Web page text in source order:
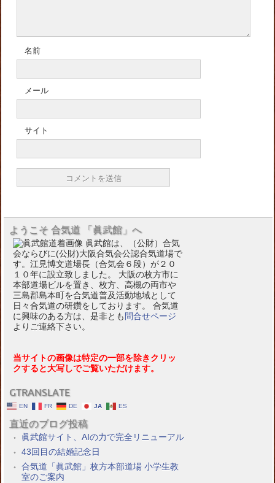
名前
メール
サイト
ようこそ 合気道 「眞武館」へ
眞武館は、（公財）合気
会ならびに(公財)大阪合気会公認合気道場で
す。江見博文道場長（合気会６段）が２０
１０年に設立致しました。 大阪の枚方市に
本部道場ビルを置き、枚方、高槻の両市や
三島郡島本町を合気道普及活動地域として
日々合気道の研鑽をしております。 合気道
に興味のある方は、是非とも 問合せページ
よりご連絡下さい。
当サイトの画像は特定の一部を除きクリッ
クすると大写しでご覧いただけます。
GTRANSLATE
EN FR DE JA ES
直近のブログ投稿
眞武館サイト、AIの力で完全リニューアル
43回目の結婚記念日
合気道「眞武館」枚方本部道場 小学生教
室のご案内